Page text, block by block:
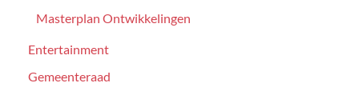
Masterplan Ontwikkelingen
Entertainment
Gemeenteraad